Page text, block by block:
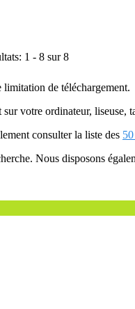
1 - 8 sur 8
de téléchargement.
votre ordinateur, liseuse,
consulter la liste des
Nous disposons